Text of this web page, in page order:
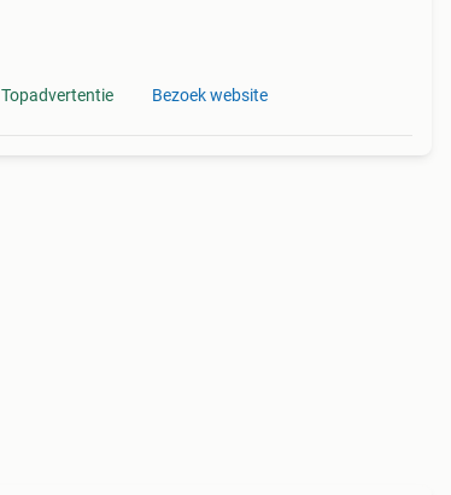
Topadvertentie Bezoek website